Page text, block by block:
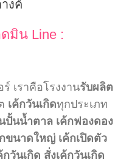
งค์
มิน Line :
เราคือโรงงานรับผลิต
เค้กวันเกิดทุกประเภท
ปั้นน้ำตาล เค้กฟองดอง
ขนาดใหญ่ เค้กเปิดตัว
กวันเกิด สั่งเค้กวันเกิด